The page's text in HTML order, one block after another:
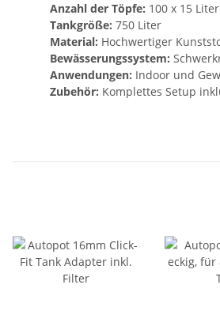
Anzahl der Töpfe: 100 x 15 Liter
Tankgröße: 750 Liter
Material: Hochwertiger
Bewässerungssystem:
Anwendungen: Indoor und
Zubehör: Komplettes Setup